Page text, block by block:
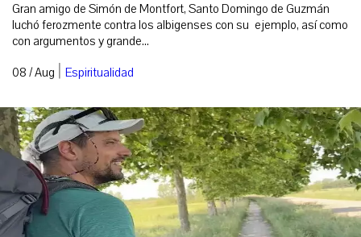
Gran amigo de Simón de Montfort, Santo Domingo de Guzmán
luchó ferozmente contra los albigenses con su ejemplo, así como
con argumentos y grande...
08 / Aug | Espiritualidad